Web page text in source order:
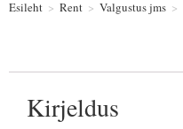
Esileht > Rent > Valgustus jms >
Kirjeldus